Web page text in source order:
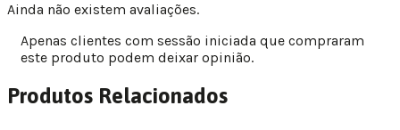
Ainda não existem avaliações.
Apenas clientes com sessão iniciada que compraram
este produto podem deixar opinião.
Produtos Relacionados